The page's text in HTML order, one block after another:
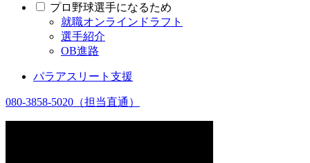
プロ野球選手になるため
就職オンラインドラフト
選手紹介
OB進路
パラアスリート支援
080-3858-5020 （担当直通）